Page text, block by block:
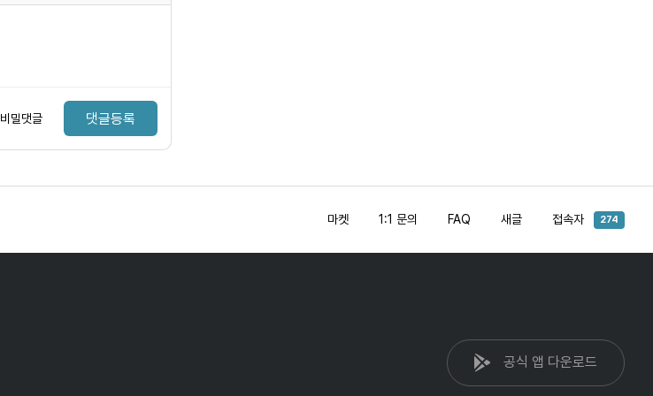
비밀댓글 댓글등록
마켓 1:1 문의 FAQ 새글 접속자 274
공식 앱 다운로드